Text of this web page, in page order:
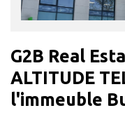
G2B Real
ALTITUDE
l'immeuble